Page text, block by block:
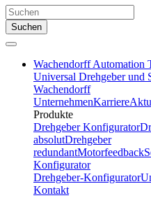
Suchen
Wachendorff Automation
Universal Drehgeber und
Wachendorff
UnternehmenKarriere
Produkte
Drehgeber Konfigurator
absolutDrehgeber
redundantMotorfeedback
Konfigurator
Drehgeber-Konfigurator
Kontakt